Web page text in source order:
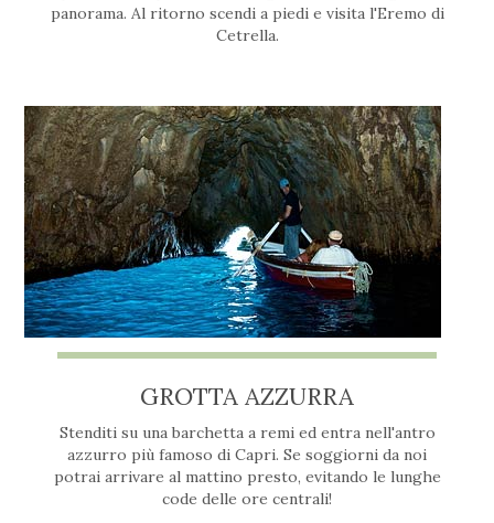
panorama. Al ritorno scendi a piedi e visita l'Eremo di
Cetrella.
GROTTA AZZURRA
Stenditi su una barchetta a remi ed entra nell'antro
azzurro più famoso di Capri. Se soggiorni da noi
potrai arrivare al mattino presto, evitando le lunghe
code delle ore centrali!